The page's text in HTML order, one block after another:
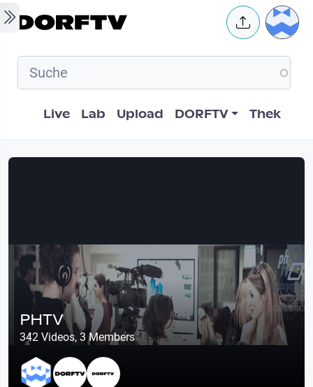
Skip to main content User
Hauptnavigation
Live Lab Upload DORFTV Thek
PHTV
342 Videos, 3 Members